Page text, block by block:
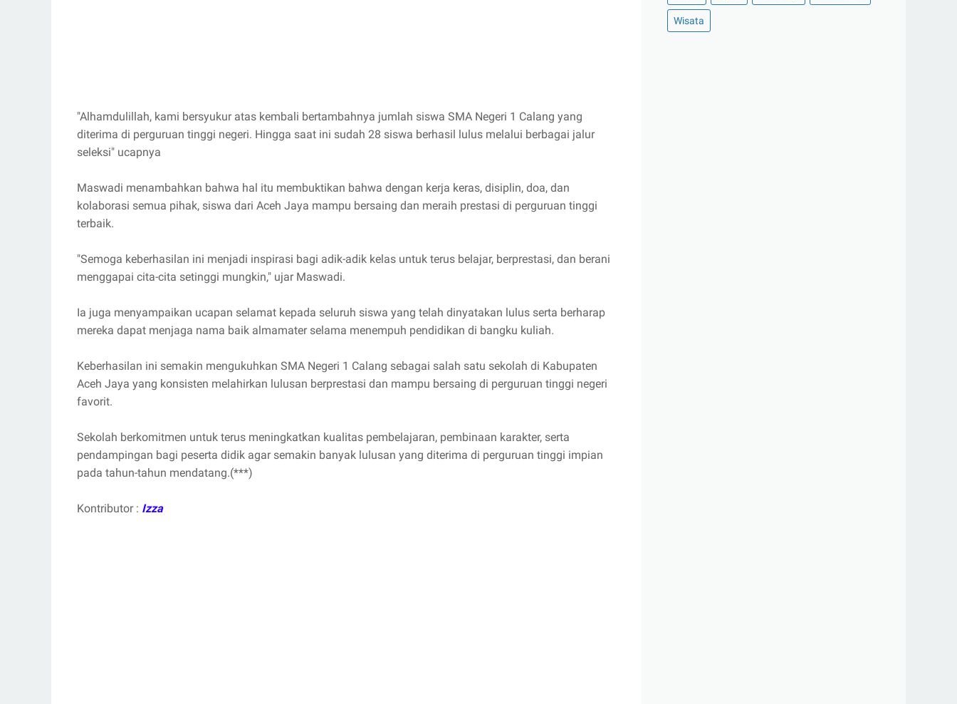
"Alhamdulillah, kami bersyukur atas kembali bertambahnya jumlah siswa SMA Negeri 1 Calang yang
diterima di perguruan tinggi negeri. Hingga saat ini sudah 28 siswa berhasil lulus melalui berbagai jalur
seleksi" ucapnya
Maswadi menambahkan bahwa hal itu membuktikan bahwa dengan kerja keras, disiplin, doa, dan
kolaborasi semua pihak, siswa dari Aceh Jaya mampu bersaing dan meraih prestasi di perguruan tinggi
terbaik.
"Semoga keberhasilan ini menjadi inspirasi bagi adik-adik kelas untuk terus belajar, berprestasi, dan berani
menggapai cita-cita setinggi mungkin," ujar Maswadi.
Ia juga menyampaikan ucapan selamat kepada seluruh siswa yang telah dinyatakan lulus serta berharap
mereka dapat menjaga nama baik almamater selama menempuh pendidikan di bangku kuliah.
Keberhasilan ini semakin mengukuhkan SMA Negeri 1 Calang sebagai salah satu sekolah di Kabupaten
Aceh Jaya yang konsisten melahirkan lulusan berprestasi dan mampu bersaing di perguruan tinggi negeri
favorit.
Sekolah berkomitmen untuk terus meningkatkan kualitas pembelajaran, pembinaan karakter, serta
pendampingan bagi peserta didik agar semakin banyak lulusan yang diterima di perguruan tinggi impian
pada tahun-tahun mendatang.(***)
Kontributor : Izza
Wisata